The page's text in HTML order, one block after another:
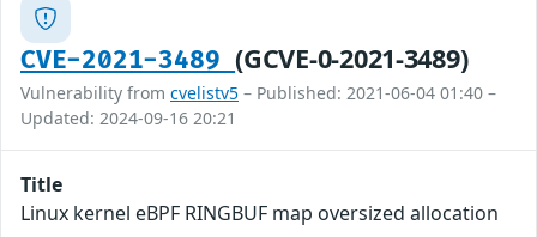
CVE-2021-3489(GCVE-0-2021-3489)
Vulnerability from cvelistv5 – Published: 2021-06-04 01:40 –
Updated: 2024-09-16 20:21
Title
Linux kernel eBPF RINGBUF map oversized allocation